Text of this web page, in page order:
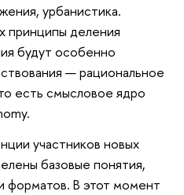
урбанистика.
принципы деления
будут особенно
— рациональное
есть смысловое ядро
участников новых
базовые понятия,
форматов. В этот момент